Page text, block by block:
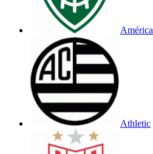
América
Athletic